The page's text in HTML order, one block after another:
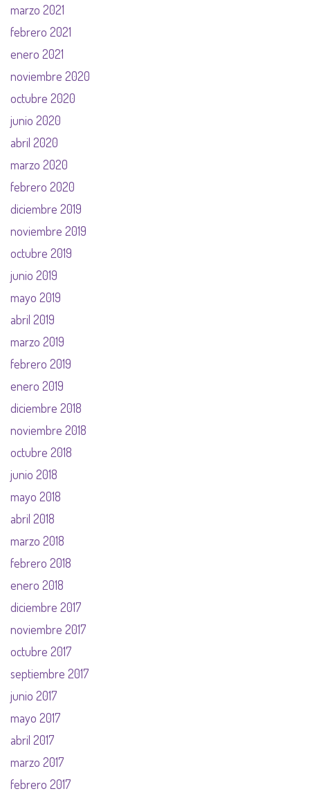
marzo 2021
febrero 2021
enero 2021
noviembre 2020
octubre 2020
junio 2020
abril 2020
marzo 2020
febrero 2020
diciembre 2019
noviembre 2019
octubre 2019
junio 2019
mayo 2019
abril 2019
marzo 2019
febrero 2019
enero 2019
diciembre 2018
noviembre 2018
octubre 2018
junio 2018
mayo 2018
abril 2018
marzo 2018
febrero 2018
enero 2018
diciembre 2017
noviembre 2017
octubre 2017
septiembre 2017
junio 2017
mayo 2017
abril 2017
marzo 2017
febrero 2017